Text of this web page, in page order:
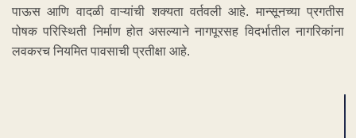
पाऊस आणि वादळी वाऱ्यांची शक्यता वर्तवली आहे. मान्सूनच्या प्रगतीस
पोषक परिस्थिती निर्माण होत असल्याने नागपूरसह विदर्भातील नागरिकांना
लवकरच नियमित पावसाची प्रतीक्षा आहे.